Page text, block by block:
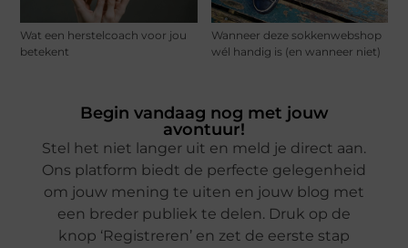
Wat een herstelcoach voor jou
betekent
Wanneer deze sokkenwebshop
wél handig is (en wanneer niet)
Begin vandaag nog met jouw
avontuur!
Stel het niet langer uit en meld je direct aan.
Ons platform biedt de perfecte gelegenheid
om jouw mening te uiten en jouw blog met
een breder publiek te delen. Druk op de
knop ‘Registreren’ en zet de eerste stap